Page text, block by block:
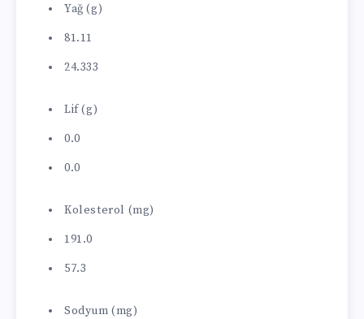
Yağ (g)
81.11
24.333
Lif (g)
0.0
0.0
Kolesterol (mg)
191.0
57.3
Sodyum (mg)